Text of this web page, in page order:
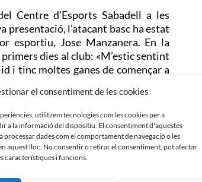
el consentiment de les cookies
utilitzem tecnologies com les cookies per a
a la informació del dispositiu. El consentiment d'aquestes
processar dades com el comportament de navegació o les
aquest lloc. No consentir o retirar el consentiment, pot afectar
característiques i funcions.
Centre d’Esports Sabadell a les
presentació, l’atacant basc ha estat
esportiu, Jose Manzanera. En la
dies al club: «M’estic sentint
i tinc moltes ganes de començar a
fan de Jurgi un jugador diferent:
diferents posicions ofensives. És
presents en la presentació de Jurgi
com la INNIS escocesa. Després
ha exhibit la seva qualitat amb uns